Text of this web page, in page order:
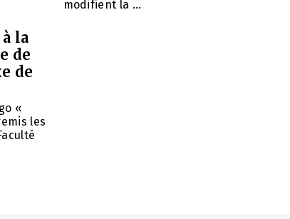
modifient la ...
la
de
de
«
les